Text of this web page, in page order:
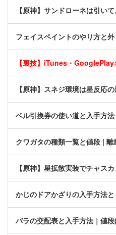
【原神】サンドローネは引い
フェイスペイントのやり方と
【裏技】iTunes・
【原神】スネジ環境は星反応
ベル引換券の使い道と入手方
クワガタの種類一覧と値段 |
【原神】星拡散実装でチャス
かじのドアかざりの入手方法と
バラの交配表と入手方法｜値